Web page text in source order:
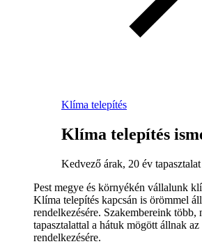
Klíma telepítés
Klíma telepítés
Kedvező árak, 20 év tapasztalat
Pest megye és környékén vállalunk
Klíma telepítés kapcsán is örömmel
rendelkezésére. Szakembereink több,
tapasztalattal a hátuk mögött állnak az
rendelkezésére.